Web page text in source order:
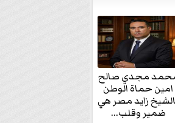
مجدي صالح
امين حماة الوطن
زايد مصر هي
ضمير وقلب...